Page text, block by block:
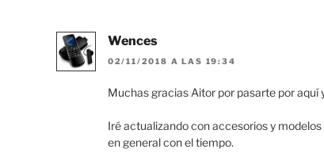
Wences
02/11/2018 A LAS 19:34
Muchas gracias Aitor por pasarte por
Iré actualizando con accesorios y
en general con el tiempo.